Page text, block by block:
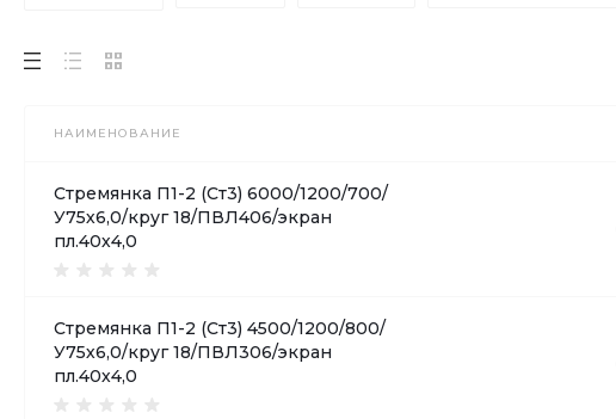
НАИМЕНОВАНИЕ
Стремянка П1-2 (Ст3) 6000/1200/700/
У75х6,0/круг 18/ПВЛ406/экран
пл.40х4,0
Стремянка П1-2 (Ст3) 4500/1200/800/
У75х6,0/круг 18/ПВЛ306/экран
пл.40х4,0